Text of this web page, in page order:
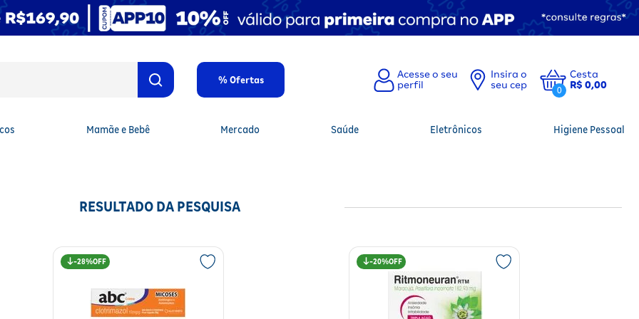
% Ofertas
Insira o
seu cep
0
Cesta
R$ 0,00
Mamãe e Bebê Mercado Saúde Eletrônicos Higiene Pessoal
RESULTADO DA PESQUISA
28% 20%